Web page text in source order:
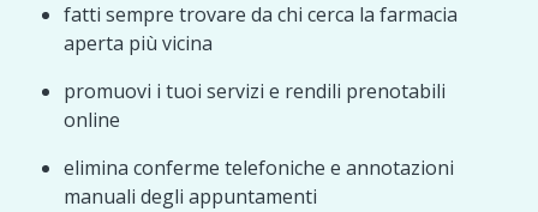
fatti sempre trovare da chi cerca la farmacia
aperta più vicina
promuovi i tuoi servizi e rendili prenotabili
online
elimina conferme telefoniche e annotazioni
manuali degli appuntamenti